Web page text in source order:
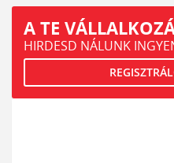
A TE
HIRDESD NÁLUNK